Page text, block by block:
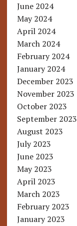
June 2024
May 2024
April 2024
March 2024
February 2024
January 2024
December 2023
November 2023
October 2023
September 2023
August 2023
July 2023
June 2023
May 2023
April 2023
March 2023
February 2023
January 2023